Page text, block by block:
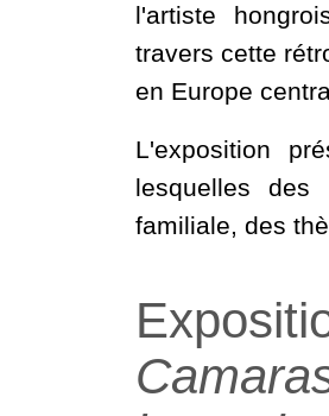
l'artiste
travers cette
en Europe
L'exposition
lesquelles
familiale, des